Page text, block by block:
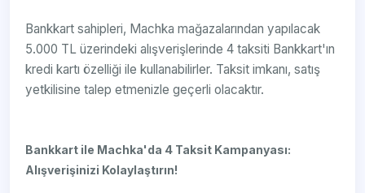
Bankkart sahipleri, Machka mağazalarından yapılacak
5.000 TL üzerindeki alışverişlerinde 4 taksiti Bankkart'ın
kredi kartı özelliği ile kullanabilirler. Taksit imkanı, satış
yetkilisine talep etmenizle geçerli olacaktır.
Bankkart ile Machka'da 4 Taksit Kampanyası:
Alışverişinizi Kolaylaştırın!